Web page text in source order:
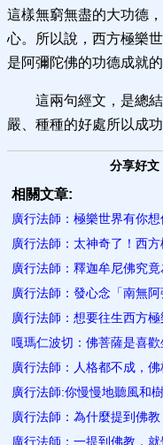
這樣無窮無盡的大功德
心。所以說，西方極樂
是阿彌陀佛的功德成就的
這兩句經文，是總
嚴、種種的好處所以成功
分享好文
相關文章:
廣行法師：極樂世界有你
廣行法師：太神奇了！西
廣行法師：釋迦牟尼佛究
廣行法師：發心念「南無
廣行法師：想要往生西方
嘎瑪仁波切：佛菩薩是喜歡
廣行法師：人格都不成，
廣行法師:你慢慢地聽風和
廣行法師：為什麼提到佛
廣行法師：一提到佛教，就